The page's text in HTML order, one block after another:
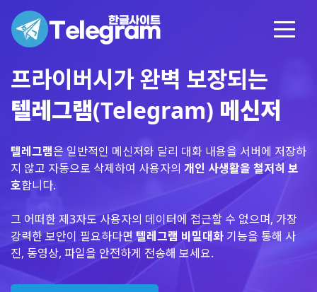
프라이버시가 완벽 보장되는
텔레그램(Telegram) 메신저
텔레그램은 일반적인 메신저와 달리 대화 내용을 서버에 저장하
지 않고 자동으로 삭제하여 사용자의 개인 사생활을 철저히 보
호합니다.
그 어떠한 제3자도 사용자의 데이터에 접근할 수 없으며, 가장
강력한 보안이 필요하다면 텔레그램 비밀대화 기능을 통해 사
진, 동영상, 파일을 안전하게 전송해 보세요.